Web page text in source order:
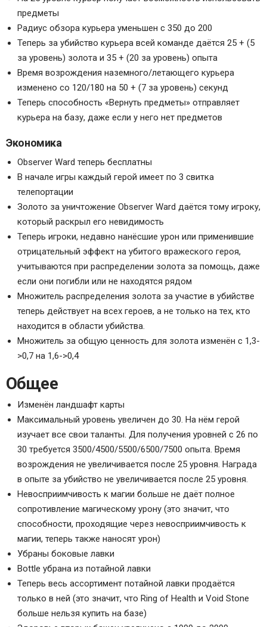
предметы
Радиус обзора курьера уменьшен с 350 до 200
Теперь за убийство курьера всей команде даётся 25 + (5
за уровень) золота и 35 + (20 за уровень) опыта
Время возрождения наземного/летающего курьера
изменено со 120/180 на 50 + (7 за уровень) секунд
Теперь способность «Вернуть предметы» отправляет
курьера на базу, даже если у него нет предметов
Экономика
Observer Ward теперь бесплатны
В начале игры каждый герой имеет по 3 свитка
телепортации
Золото за уничтожение Observer Ward даётся тому игроку,
который раскрыл его невидимость
Теперь игроки, недавно нанёсшие урон или применившие
отрицательный эффект на убитого вражеского героя,
учитываются при распределении золота за помощь, даже
если они погибли или не находятся рядом
Множитель распределения золота за участие в убийстве
теперь действует на всех героев, а не только на тех, кто
находится в области убийства.
Множитель за общую ценность для золота изменён с 1,3-
>0,7 на 1,6->0,4
Общее
Изменён ландшафт карты
Максимальный уровень увеличен до 30. На нём герой
изучает все свои таланты. Для получения уровней с 26 по
30 требуется 3500/4500/5500/6500/7500 опыта. Время
возрождения не увеличивается после 25 уровня. Награда
в опыте за убийство не увеличивается после 25 уровня.
Невосприимчивость к магии больше не даёт полное
сопротивление магическому урону (это значит, что
способности, проходящие через невосприимчивость к
магии, теперь также наносят урон)
Убраны боковые лавки
Bottle убрана из потайной лавки
Теперь весь ассортимент потайной лавки продаётся
только в ней (это значит, что Ring of Health и Void Stone
больше нельзя купить на базе)